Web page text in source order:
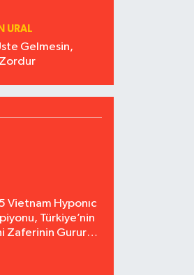
URAL
Gelmesin,
Zordur
Vietnam Hyponıc
Türkiye’nin
Zaferinin Gururu